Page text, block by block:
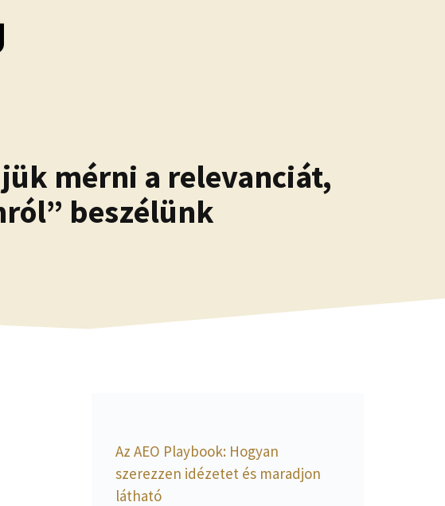
mérni a relevanciát,
beszélünk
Az AEO Playbook: Hogyan
szerezzen idézetet és maradjon
látható